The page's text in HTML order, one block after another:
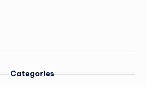
Categories